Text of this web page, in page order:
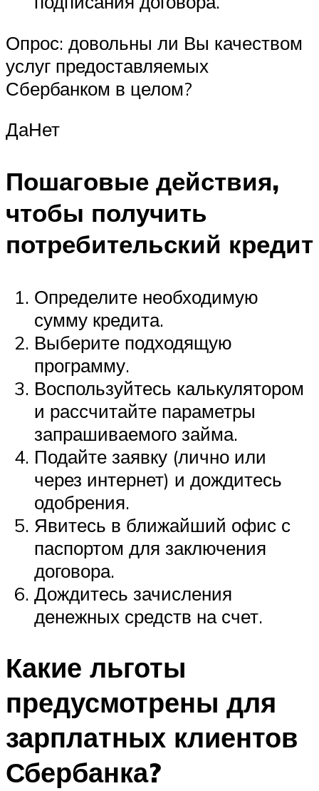
Опрос: довольны ли Вы качеством
услуг предоставляемых
Сбербанком в целом?
ДаНет
Пошаговые действия,
чтобы получить
потребительский кредит
Определите необходимую
сумму кредита.
Выберите подходящую
программу.
Воспользуйтесь калькулятором
и рассчитайте параметры
запрашиваемого займа.
Подайте заявку (лично или
через интернет) и дождитесь
одобрения.
Явитесь в ближайший офис с
паспортом для заключения
договора.
Дождитесь зачисления
денежных средств на счет.
Какие льготы
предусмотрены для
зарплатных клиентов
Сбербанка?